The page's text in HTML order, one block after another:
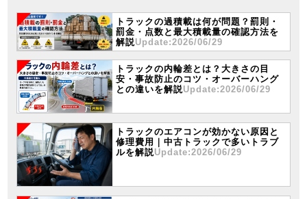
トラックの過積載は何が問題？罰則・
罰金・点数と最大積載量の確認方法を
解説Update:2026/06/29
トラックの内輪差とは？大きさの目
安・事故防止のコツ・オーバーハング
との違いを解説Update:2026/06/29
トラックのエアコンが効かない原因と
修理費用｜中古トラックで多いトラブ
ルを解説Update:2026/06/29